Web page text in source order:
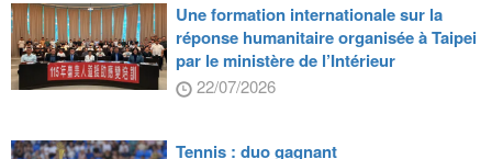
Une formation internationale sur la
réponse humanitaire organisée à Taipei
par le ministère de l’Intérieur
22/07/2026
Tennis : duo gagnant